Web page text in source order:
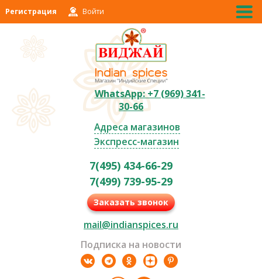
Регистрация Войти
WhatsApp: +7 (969) 341-
30-66
Адреса магазинов
Экспресс-магазин
7(495) 434-66-29
7(499) 739-95-29
Заказать звонок
mail@indianspices.ru
Подписка на новости